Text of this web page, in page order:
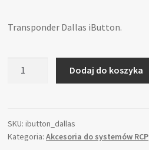
Transponder Dallas iButton.
DS
1990
Dodaj do koszyka
SKU:ibutton_dallas
Kategoria:Akcesoria do systemów RCP